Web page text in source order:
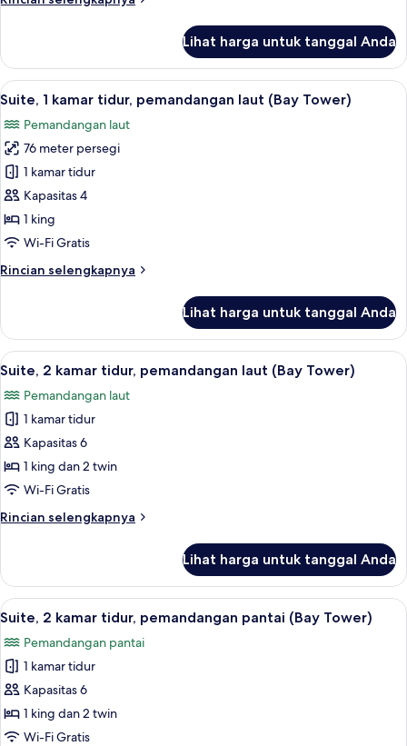
pemandangan
Bay
Tower)
Kamar
Premium,
2
Tidur
Twin,
pemandangan
pantai
(Pattaya,
Bay
Tower)
Lihat harga untuk tanggal Anda
Lihat
semua
foto
untuk
Suite,
1
kamar
tidur,
laut
Suite, 1 kamar tidur, pemandangan
4
Suite, 1 kamar tidur, pemandangan laut (Bay Tower)
Pemandangan laut
76 meter persegi
1 kamar tidur
Kapasitas 4
1 king
Wi-Fi Gratis
Rincian selengkapnya
Rincian
Suite,
kamar
pemandangan
laut
Tower)
Lihat harga untuk tanggal Anda
Lihat
semua
foto
untuk
Suite,
2
kamar
pemandangan
Tower)
Brankas, meja kerja, ruang kerja
3
Suite, 2 kamar tidur, pemandangan laut (Bay Tower)
Pemandangan laut
1 kamar tidur
Kapasitas 6
1 king dan 2 twin
Wi-Fi Gratis
Rincian selengkapnya
Rincian
Suite,
kamar
pemandangan
laut
Tower)
Lihat harga untuk tanggal Anda
Lihat
semua
foto
untuk
Suite,
2
kamar
Suite, 2 kamar tidur, pemandangan
8
Suite, 2 kamar tidur, pemandangan pantai (Bay Tower)
Pemandangan pantai
1 kamar tidur
Kapasitas 6
1 king dan 2 twin
Wi-Fi Gratis